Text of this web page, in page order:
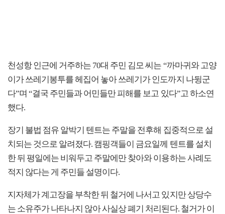
천성항 인근에 거주하는 70대 주민 김모 씨는 “까마귀와 고양
이가 쓰레기봉투를 헤집어 놓아 쓰레기가 인도까지 나뒹군
다”며 “결국 주민들과 어민들만 피해를 보고 있다”고 하소연
했다.
장기 불법 점유 알박기 텐트는 주말을 전후해 집중적으로 설
치되는 것으로 알려졌다. 캠핑객들이 금요일께 텐트를 설치
한 뒤 평일에는 비워두고 주말에만 찾아와 이용하는 사례도
적지 않다는 게 주민들 설명이다.
지자체가 계고장을 부착한 뒤 철거에 나서고 있지만 상당수
는 소유주가 나타나지 않아 사실상 폐기 처리된다. 철거가 이